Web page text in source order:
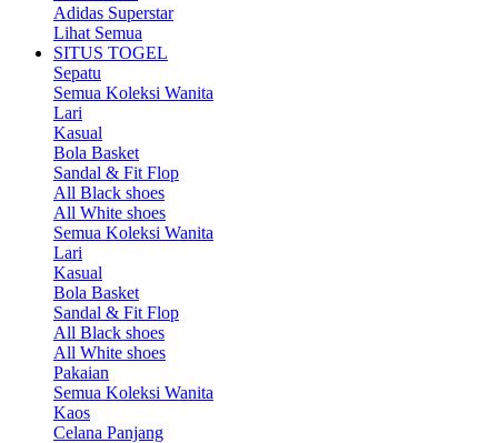
Adidas Superstar
Lihat Semua
SITUS TOGEL
Sepatu
Semua Koleksi Wanita
Lari
Kasual
Bola Basket
Sandal & Fit Flop
All Black shoes
All White shoes
Semua Koleksi Wanita
Lari
Kasual
Bola Basket
Sandal & Fit Flop
All Black shoes
All White shoes
Pakaian
Semua Koleksi Wanita
Kaos
Celana Panjang